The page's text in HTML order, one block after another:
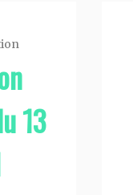
13